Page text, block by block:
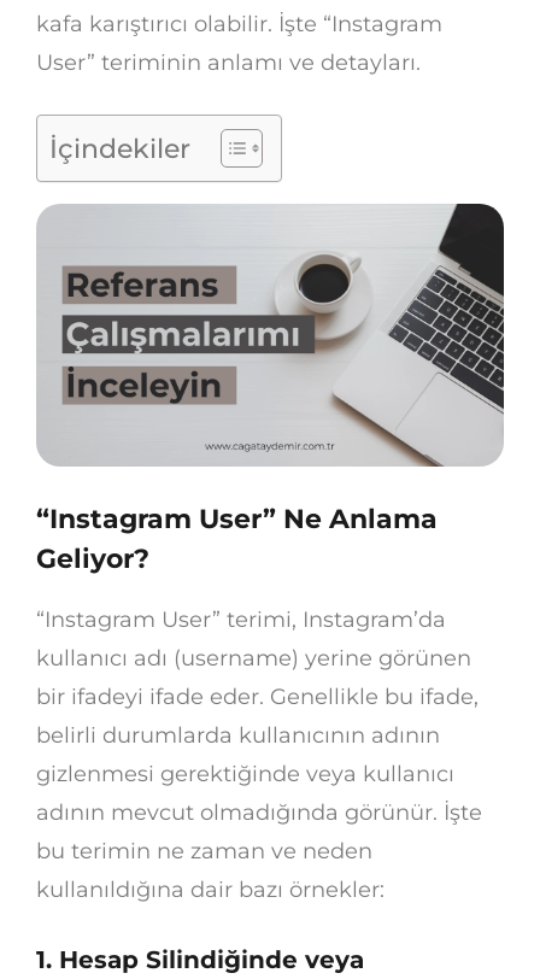
kafa karıştırıcı olabilir. İşte “Instagram
User” teriminin anlamı ve detayları.
İçindekiler
“Instagram User” Ne Anlama
Geliyor?
“Instagram User” terimi, Instagram’da
kullanıcı adı (username) yerine görünen
bir ifadeyi ifade eder. Genellikle bu ifade,
belirli durumlarda kullanıcının adının
gizlenmesi gerektiğinde veya kullanıcı
adının mevcut olmadığında görünür. İşte
bu terimin ne zaman ve neden
kullanıldığına dair bazı örnekler:
1. Hesap Silindiğinde veya